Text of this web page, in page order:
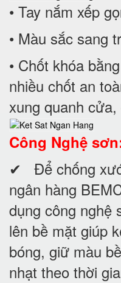
• Tay nắm xếp
• Màu sắc sang
• Chốt khóa
nhiều chốt an
xung quanh
Công Nghệ
✔ Để chống
ngân hàng
dụng công nghệ
lên bề mặt giúp
bóng, giữ màu
nhạt theo thời